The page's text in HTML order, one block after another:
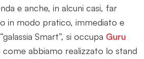
e anche, in alcuni casi, far
in modo pratico, immediato e
Smart”, si occupa Guru
abbiamo realizzato lo stand